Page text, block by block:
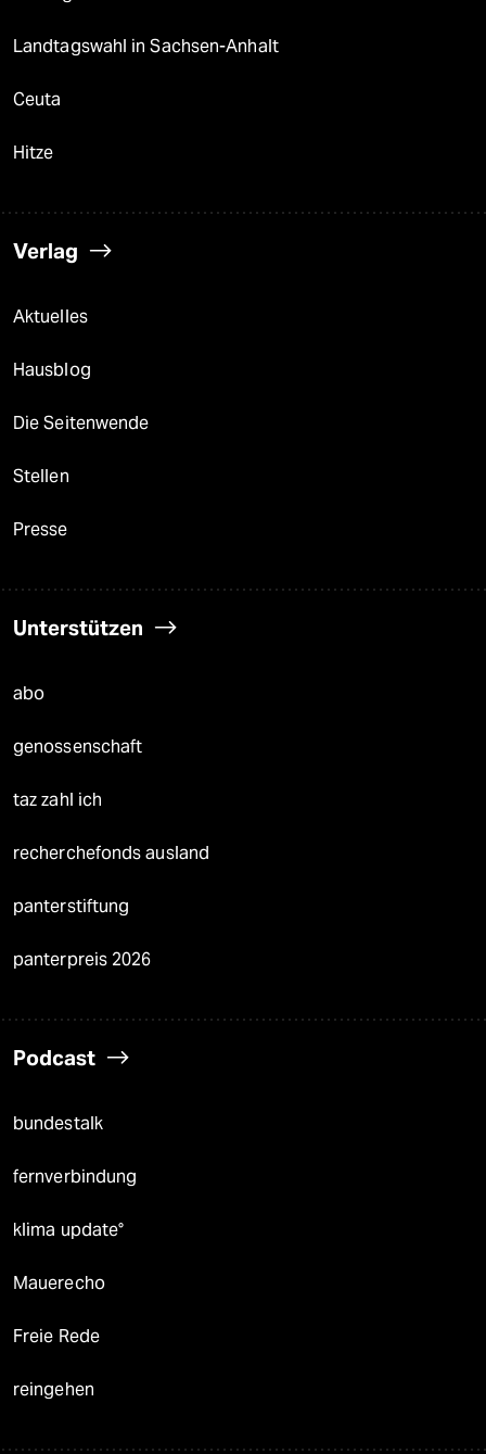
Landtagswahl in Sachsen-Anhalt
Ceuta
Hitze
Verlag
Aktuelles
Hausblog
Die Seitenwende
Stellen
Presse
Unterstützen
abo
genossenschaft
taz zahl ich
recherchefonds ausland
panterstiftung
panterpreis 2026
Podcast
bundestalk
fernverbindung
klima update°
Mauerecho
Freie Rede
reingehen